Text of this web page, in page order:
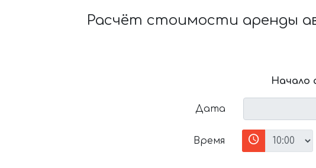
Расчёт стоимости аренды
Начало
Дата
Время